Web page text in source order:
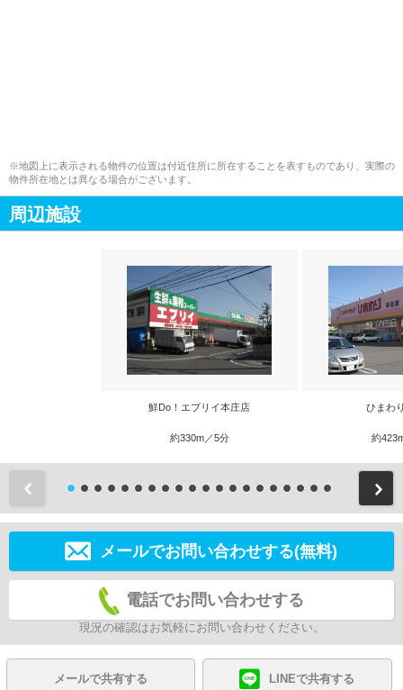
※地図上に表示される物件の位置は付近住所に所在することを表すものであり、実際の
物件所在地とは異なる場合がございます。
周辺施設
鮮Do！エブリイ本庄店
約330m／5分
ひまわ
約
メールでお問い合わせする(無料)
電話でお問い合わせする
現況の確認はお気軽にお問い合わせください。
メールで共有する LINEで共有する